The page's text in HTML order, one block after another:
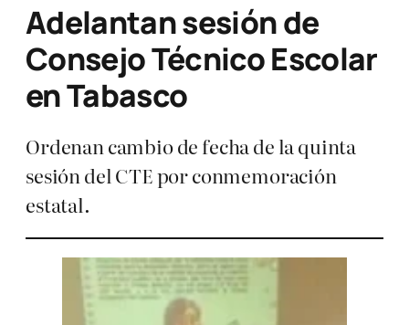
Adelantan sesión de
Consejo Técnico Escolar
en Tabasco
Ordenan cambio de fecha de la quinta
sesión del CTE por conmemoración
estatal.